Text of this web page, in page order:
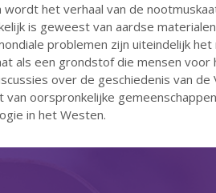
wordt het verhaal van de
is geweest van aardse
problemen zijn uiteindelijk
als een grondstof die mensen voor
over de geschiedenis van
oorspronkelijke
in het Westen.